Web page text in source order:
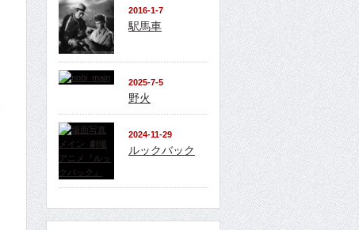
2016-1-7
駅馬車
2025-7-5
野火
2024-11-29
ルックバック